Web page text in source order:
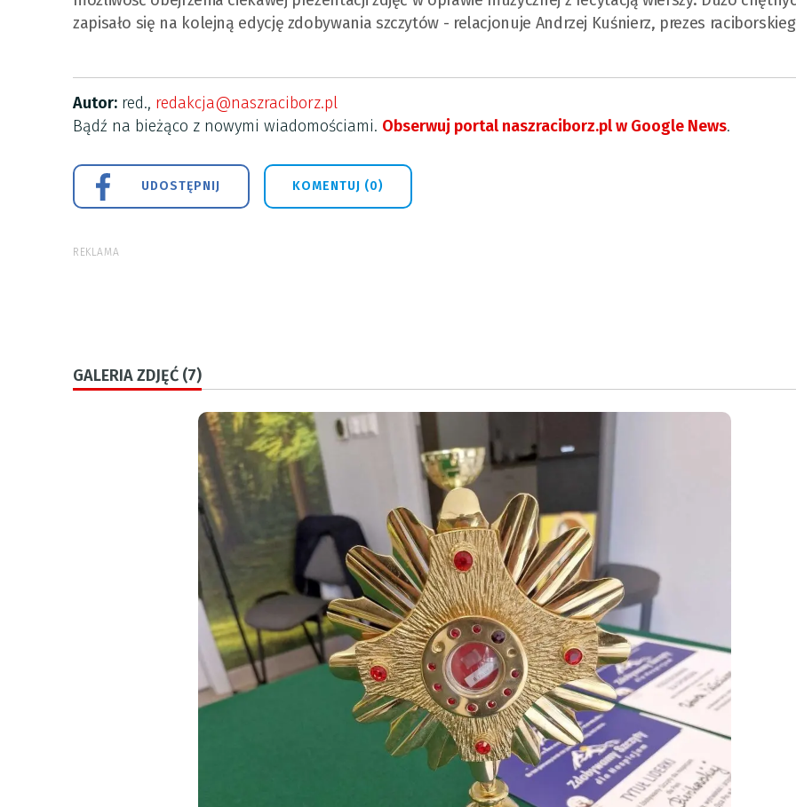
zapisało się na kolejną edycję zdobywania szczytów - relacjonuje Andrzej Kuśnierz, prezes
Autor: red., redakcja@naszraciborz.pl
Bądź na bieżąco z nowymi wiadomościami. Obserwuj portal naszraciborz.pl w Google News.
UDOSTĘPNIJ KOMENTUJ (0)
REKLAMA
GALERIA ZDJĘĆ (7)